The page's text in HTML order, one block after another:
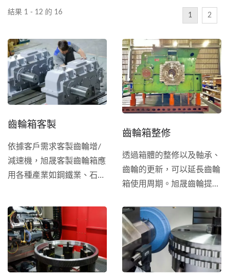
結果 1 - 12 的 16 1 2
齒輪箱客製
依據客戶需求客製齒輪增/
減速機，旭晟客製齒輪箱應
用各種產業如鋼鐵業、石化
德國齒研機，幫助客戶成功
落實進口齒輪箱國產化，不
需面對歐美日等進口齒輪箱
交期冗長、售價高昂之難
齒輪箱整修
透過箱體的整修以及軸承、
齒輪的更新，可以延長齒輪
箱使用周期。旭晟齒輪提供
查、規格逆向、新品組裝、
咬合試驗、空載試車、直到
噴漆交貨。我們有豐富的經
驗整修各式齒輪箱，歡迎立
即與我們聯絡討論您的需